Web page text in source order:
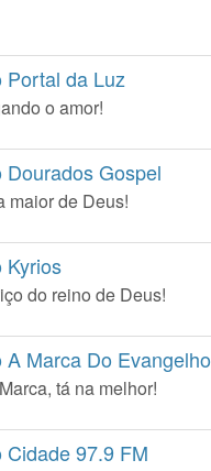
Portal da Luz
o amor!
Dourados Gospel
maior de Deus!
Kyrios
do reino de Deus!
A Marca Do Evangelho
tá na melhor!
Cidade 97.9 FM